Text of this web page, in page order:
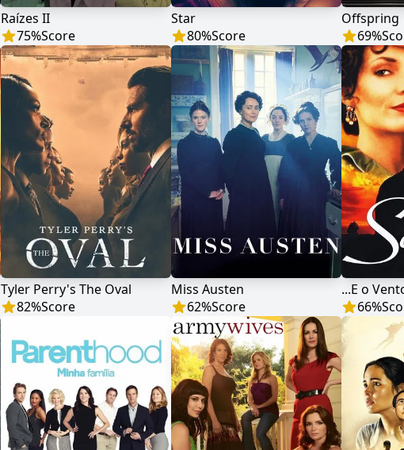
Raízes II
75%Score
Star
80%Score
Offspring
69%
Tyler Perry's The Oval
82%Score
Miss Austen
62%Score
...E o
66%